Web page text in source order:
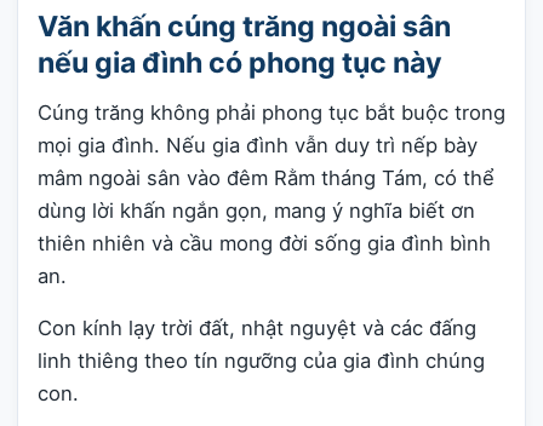
Văn khấn cúng trăng ngoài sân
nếu gia đình có phong tục này
Cúng trăng không phải phong tục bắt buộc trong
mọi gia đình. Nếu gia đình vẫn duy trì nếp bày
mâm ngoài sân vào đêm Rằm tháng Tám, có thể
dùng lời khấn ngắn gọn, mang ý nghĩa biết ơn
thiên nhiên và cầu mong đời sống gia đình bình
an.
Con kính lạy trời đất, nhật nguyệt và các đấng
linh thiêng theo tín ngưỡng của gia đình chúng
con.